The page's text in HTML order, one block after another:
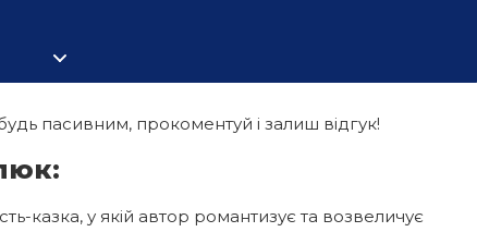
пасивним, прокоментуй і залиш відгук!
казка, у якій автор романтизує та возвеличує